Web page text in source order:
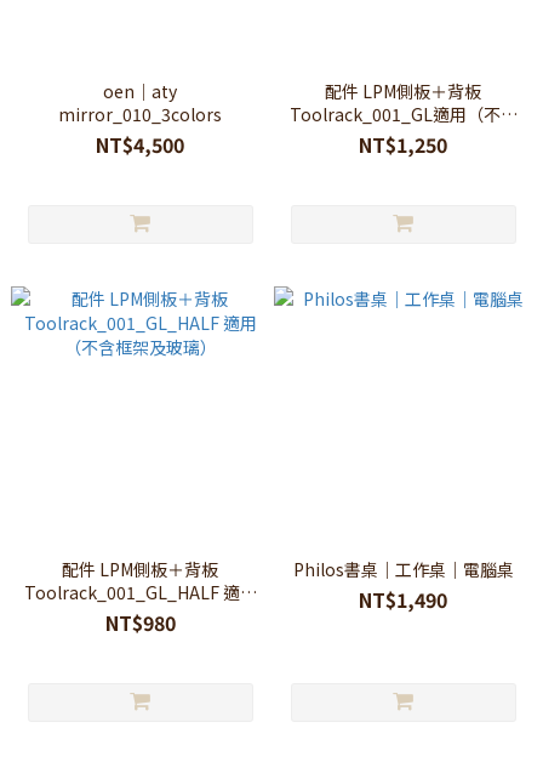
oen｜aty
mirror_010_3colors
NT$4,500
配件 LPM側板＋背板
Toolrack_001_GL適用（不含
框架及玻璃）
NT$1,250
配件 LPM側板＋背板
Toolrack_001_GL_HALF 適用
（不含框架及玻璃）
NT$980
Philos書桌｜工作桌｜電腦桌
NT$1,490